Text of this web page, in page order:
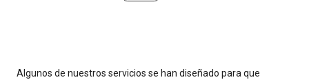
Algunos de nuestros servicios se han diseñado para que